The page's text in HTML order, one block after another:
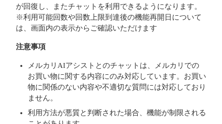
が回復し、またチャットを利用できるようになります。
※利用可能回数や回数上限到達後の機能再開日について
は、画面内の表示からご確認いただけます
注意事項
メルカリAIアシストとのチャットは、メルカリでの
お買い物に関する内容にのみ対応しています。お買い
物に関係のない内容や不適切な質問には対応しており
ません。
利用方法が悪質と判断された場合、機能が制限される